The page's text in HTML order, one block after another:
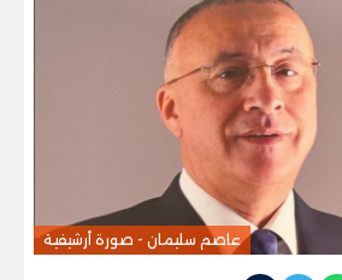
عاصم سليمان - صورة أرشيفية